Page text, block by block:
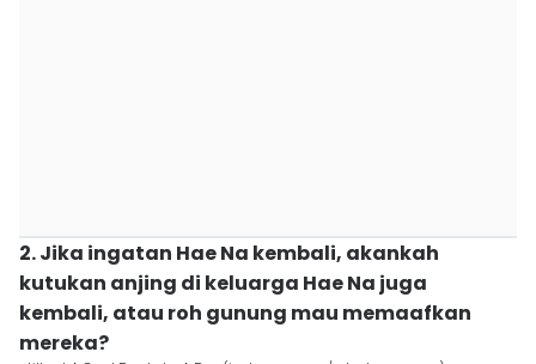
2. Jika ingatan Hae Na kembali, akankah
kutukan anjing di keluarga Hae Na juga
kembali, atau roh gunung mau memaafkan
mereka?